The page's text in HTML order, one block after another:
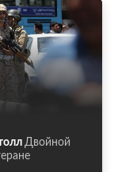
Двойной